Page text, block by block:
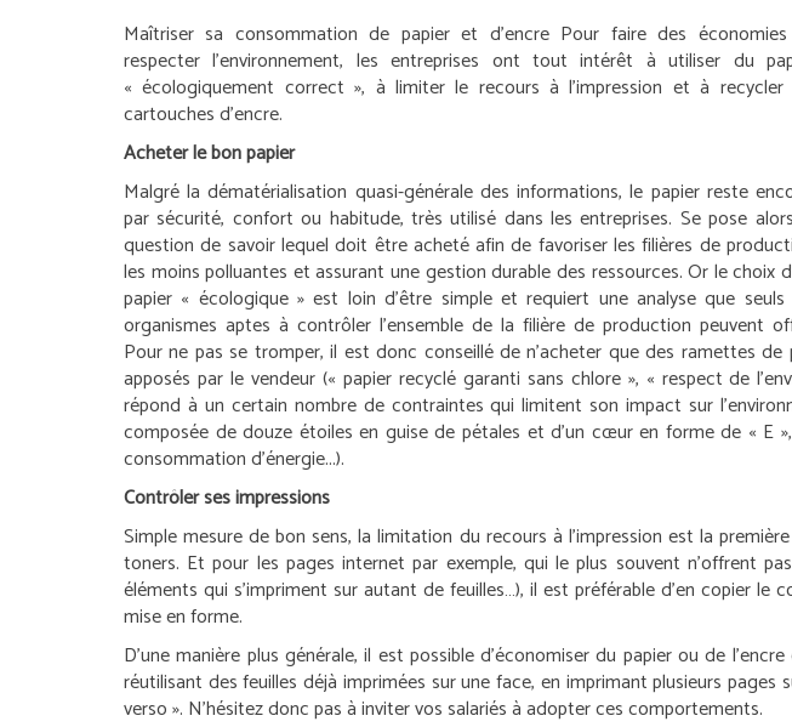
Maîtriser sa consommation de papier et d’encre Pour faire des
respecter l’environnement, les entreprises ont tout intérêt à utiliser du
« écologiquement correct », à limiter le recours à l’impression et à recycler
cartouches d’encre.
Acheter le bon papier
Malgré la dématérialisation quasi-générale des informations, le papier reste
par sécurité, confort ou habitude, très utilisé dans les entreprises. Se pose
question de savoir lequel doit être acheté afin de favoriser les filières de
les moins polluantes et assurant une gestion durable des ressources. Or le choix
papier « écologique » est loin d’être simple et requiert une analyse que seuls
organismes aptes à contrôler l’ensemble de la filière de production peuvent
Pour ne pas se tromper, il est donc conseillé de n’acheter que des ramettes
apposés par le vendeur (« papier recyclé garanti sans chlore », « respect de
répond à un certain nombre de contraintes qui limitent son impact sur
composée de douze étoiles en guise de pétales et d’un cœur en forme de «
consommation d’énergie...).
Contrôler ses impressions
Simple mesure de bon sens, la limitation du recours à l’impression est la
toners. Et pour les pages internet par exemple, qui le plus souvent n’offrent
éléments qui s’impriment sur autant de feuilles…), il est préférable d’en copier
mise en forme.
D’une manière plus générale, il est possible d’économiser du papier ou de
réutilisant des feuilles déjà imprimées sur une face, en imprimant plusieurs
verso ». N’hésitez donc pas à inviter vos salariés à adopter ces comportements.